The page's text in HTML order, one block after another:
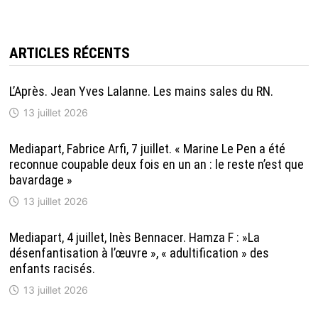
ARTICLES RÉCENTS
L’Après. Jean Yves Lalanne. Les mains sales du RN.
13 juillet 2026
Mediapart, Fabrice Arfi, 7 juillet. « Marine Le Pen a été
reconnue coupable deux fois en un an : le reste n’est que
bavardage »
13 juillet 2026
Mediapart, 4 juillet, Inès Bennacer. Hamza F : »La
désenfantisation à l’œuvre », « adultification » des
enfants racisés.
13 juillet 2026